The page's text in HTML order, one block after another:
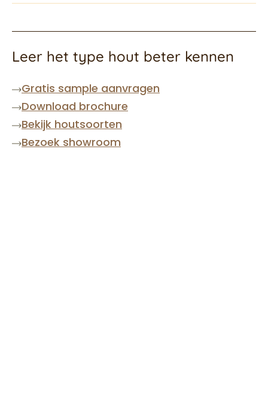
Leer het type hout beter kennen
Gratis sample aanvragen
Download brochure
Bekijk houtsoorten
Bezoek showroom